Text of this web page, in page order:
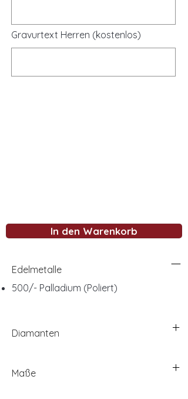
Gravurtext Herren (kostenlos)
In den Warenkorb
Edelmetalle
500/- Palladium (Poliert)
Diamanten
Maße